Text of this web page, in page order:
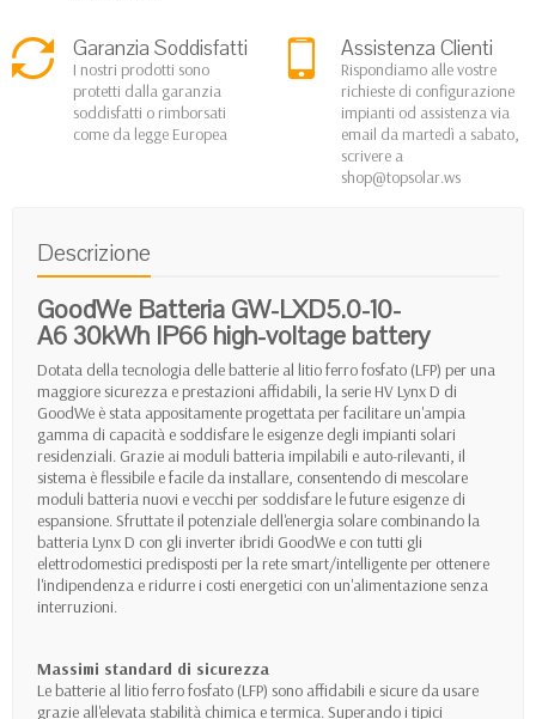
Garanzia Soddisfatti
I nostri prodotti sono
protetti dalla garanzia
soddisfatti o rimborsati
come da legge Europea
Assistenza Clienti
Rispondiamo alle vostre
richieste di configurazione
impianti od assistenza via
email da martedì a sabato,
scrivere a
shop@topsolar.ws
Descrizione
GoodWe Batteria GW-LXD5.0-10-
A6 30kWh IP66 high-voltage battery
Dotata della tecnologia delle batterie al litio ferro fosfato (LFP) per una
maggiore sicurezza e prestazioni affidabili, la serie HV Lynx D di
GoodWe è stata appositamente progettata per facilitare un'ampia
gamma di capacità e soddisfare le esigenze degli impianti solari
residenziali. Grazie ai moduli batteria impilabili e auto-rilevanti, il
sistema è flessibile e facile da installare, consentendo di mescolare
moduli batteria nuovi e vecchi per soddisfare le future esigenze di
espansione. Sfruttate il potenziale dell'energia solare combinando la
batteria Lynx D con gli inverter ibridi GoodWe e con tutti gli
elettrodomestici predisposti per la rete smart/intelligente per ottenere
l'indipendenza e ridurre i costi energetici con un'alimentazione senza
interruzioni.
Massimi standard di sicurezza
Le batterie al litio ferro fosfato (LFP) sono affidabili e sicure da usare
grazie all'elevata stabilità chimica e termica. Superando i tipici